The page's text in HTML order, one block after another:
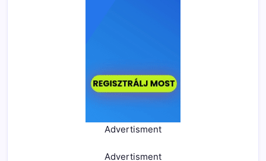
Advertisment
Advertisment